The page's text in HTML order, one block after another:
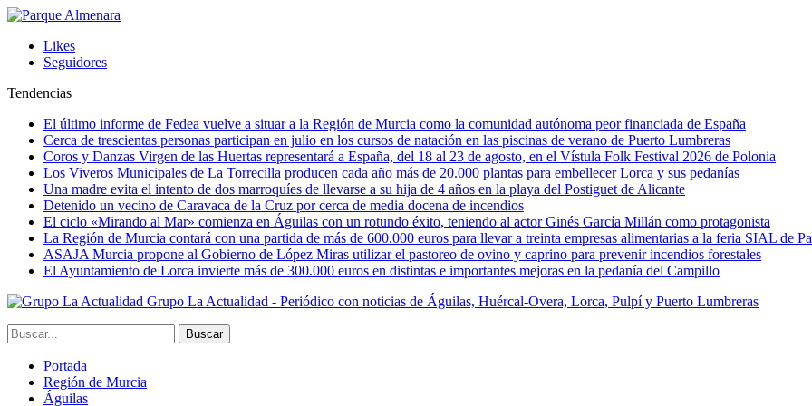
Likes
Seguidores
Tendencias
El último informe de Fedea vuelve a situar a la Región de Murcia como la comunidad autónoma peor financiada de España
Cerca de trescientas personas participan en julio en los cursos de natación en las piscinas de verano de Puerto Lumbreras
Coros y Danzas Virgen de las Huertas representará a España, del 18 al 23 de agosto, en el Vístula Folk Festival 2026 de Polonia
Los Viveros Municipales de La Torrecilla producen cada año más de 20.000 plantas para embellecer Lorca y sus pedanías
Una madre evita el intento de dos marroquíes de llevarse a su hija de 4 años en la playa del Postiguet de Alicante
Detenido un vecino de Caravaca de la Cruz por cerca de media docena de incendios
El ciclo «Mirando al Mar» comienza en Águilas con un rotundo éxito, teniendo al actor Ginés García Millán como protagonista
La Región de Murcia contará con una partida de más de 600.000 euros para llevar a treinta empresas alimentarias a la feria SIAL de
ASAJA Murcia propone al Gobierno de López Miras utilizar el pastoreo de ovino y caprino para prevenir incendios forestales
El Ayuntamiento de Lorca invierte más de 300.000 euros en distintas e importantes mejoras en la pedanía del Campillo
Grupo La Actualidad - Periódico con noticias de Águilas, Huércal-Overa, Lorca, Pulpí y Puerto Lumbreras
Portada
Región de Murcia
Águilas